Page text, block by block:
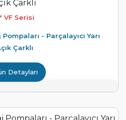
VF Serisi
- Parçalayıcı Yarı
Çarklı
Detayları